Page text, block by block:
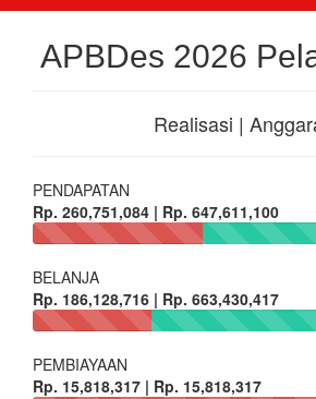
APBDes 2026
Realisasi |
PENDAPATAN
Rp. 260,751,084 | Rp. 647,611,100
BELANJA
Rp. 186,128,716 | Rp. 663,430,417
PEMBIAYAAN
Rp. 15,818,317 | Rp. 15,818,317